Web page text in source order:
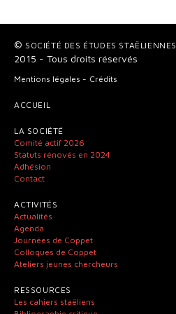
© SOCIÉTÉ DES ÉTUDES STAËLIENNES
2015 - Tous droits réservés
Mentions légales Crédits
ACCUEIL
LA SOCIÉTÉ
Comité actif 2026
Statuts rénovés en 2024
Adhésion
Contact
ACTIVITÉS
Actualités
Agenda
Journées de Coppet
Colloques de Coppet
Ateliers jeunes chercheurs
RESSOURCES
Les cahiers staëliens